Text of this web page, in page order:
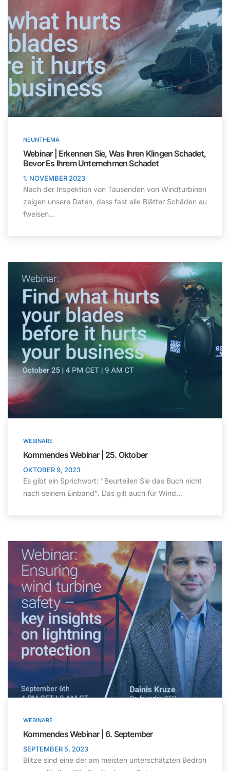
NEUNTHEMA
Webinar | Erkennen Sie, Was Ihren Klingen Schadet,
Bevor Es Ihrem Unternehmen Schadet
1. NOVEMBER 2023
Nach der Inspektion von Tausenden von Windturbinen
zeigen unsere Daten, dass fast alle Blätter Schäden au
fweisen...
WEBINARE
Kommendes Webinar | 25. Oktober
OKTOBER 9, 2023
Es gibt ein Sprichwort: "Beurteilen Sie das Buch nicht
nach seinem Einband". Das gilt auch für Wind...
WEBINARE
Kommendes Webinar | 6. September
SEPTEMBER 5, 2023
Blitze sind eine der am meisten unterschätzten Bedroh